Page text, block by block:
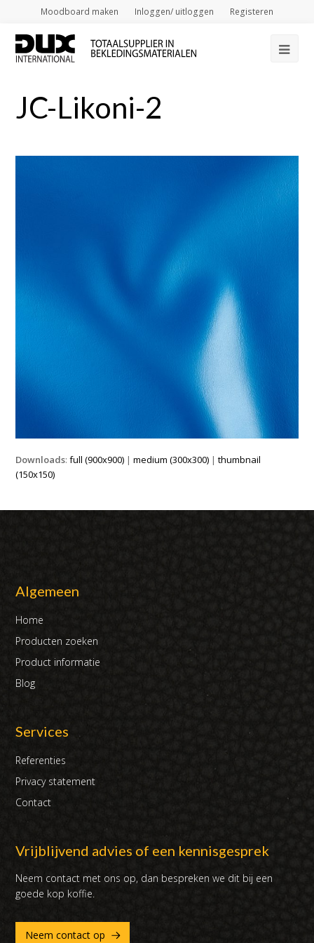
Moodboard maken Inloggen/ uitloggen Registeren
JC-Likoni-2
Downloads:full (900x900) |medium (300x300) |thumbnail
(150x150)
Algemeen
Home
Producten zoeken
Product informatie
Blog
Services
Referenties
Privacy statement
Contact
Vrijblijvend advies of een kennisgesprek
Neem contact met ons op, dan bespreken we dit bij een
goede kop koffie.
Neem contact op